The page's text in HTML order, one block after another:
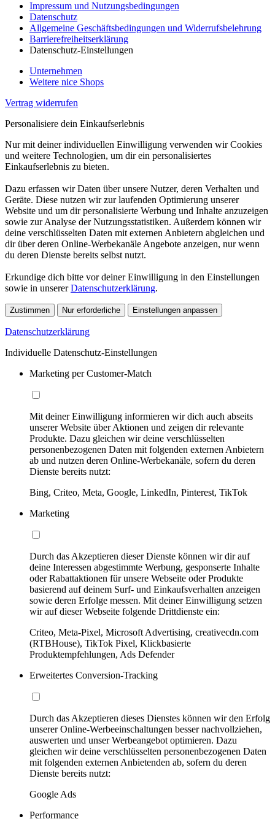
Impressum und Nutzungsbedingungen
Datenschutz
Allgemeine Geschäftsbedingungen und Widerrufsbelehrung
Barrierefreiheitserklärung
Datenschutz-Einstellungen
Unternehmen
Weitere nice Shops
Vertrag widerrufen
Personalisiere dein Einkaufserlebnis
Nur mit deiner individuellen Einwilligung verwenden wir Cookies
und weitere Technologien, um dir ein personalisiertes
Einkaufserlebnis zu bieten.
Dazu erfassen wir Daten über unsere Nutzer, deren Verhalten und
Geräte. Diese nutzen wir zur laufenden Optimierung unserer
Website und um dir personalisierte Werbung und Inhalte anzuzeigen
sowie zur Analyse der Nutzungsstatistiken. Außerdem können wir
deine verschlüsselten Daten mit externen Anbietern abgleichen und
dir über deren Online-Werbekanäle Angebote anzeigen, nur wenn
du deren Dienste bereits selbst nutzt.
Erkundige dich bitte vor deiner Einwilligung in den Einstellungen
sowie in unsererDatenschutzerklärung.
Zustimmen Nur erforderliche Einstellungen anpassen
Datenschutzerklärung
Individuelle Datenschutz-Einstellungen
Marketing per Customer-Match
Mit deiner Einwilligung informieren wir dich auch abseits
unserer Website über Aktionen und zeigen dir relevante
Produkte. Dazu gleichen wir deine verschlüsselten
personenbezogenen Daten mit folgenden externen Anbietern
ab und nutzen deren Online-Werbekanäle, sofern du deren
Dienste bereits nutzt:
Bing, Criteo, Meta, Google, LinkedIn, Pinterest, TikTok
Marketing
Durch das Akzeptieren dieser Dienste können wir dir auf
deine Interessen abgestimmte Werbung, gesponserte Inhalte
oder Rabattaktionen für unsere Webseite oder Produkte
basierend auf deinem Surf- und Einkaufsverhalten anzeigen
sowie deren Erfolge messen. Mit deiner Einwilligung setzen
wir auf dieser Webseite folgende Drittdienste ein:
Criteo, Meta-Pixel, Microsoft Advertising, creativecdn.com
(RTBHouse), TikTok Pixel, Klickbasierte
Produktempfehlungen, Ads Defender
Erweitertes Conversion-Tracking
Durch das Akzeptieren dieses Dienstes können wir den Erfolg
unserer Online-Werbeeinschaltungen besser nachvollziehen,
auswerten und unser Werbeangebot optimieren. Dazu
gleichen wir deine verschlüsselten personenbezogenen Daten
mit folgenden externen Anbietenden ab, sofern du deren
Dienste bereits nutzt:
Google Ads
Performance